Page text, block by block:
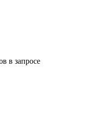
в запросе